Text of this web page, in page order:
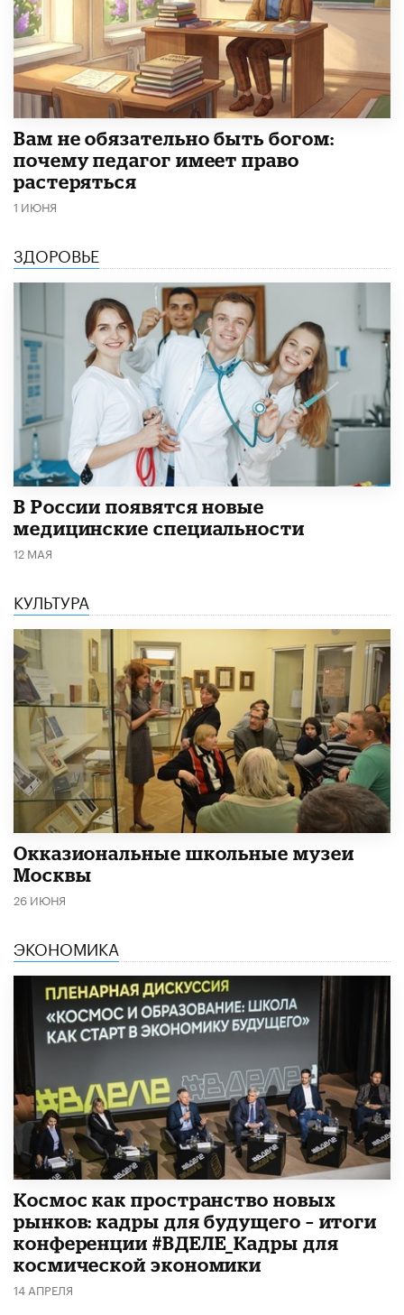
​Вам не обязательно быть богом:
почему педагог имеет право
растеряться
1 ИЮНЯ
ЗДОРОВЬЕ
В России появятся новые
медицинские специальности
12 МАЯ
КУЛЬТУРА
​Окказиональные школьные музеи
Москвы
26 ИЮНЯ
ЭКОНОМИКА
Космос как пространство новых
рынков: кадры для будущего – итоги
конференции #ВДЕЛЕ_Кадры для
космической экономики
14 АПРЕЛЯ